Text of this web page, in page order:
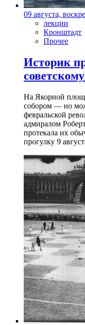
09 августа,
лекции
Кронштадт
Прочее
Историк
На Якорной
собором — но
февральской
адмиралом
протекала их
прогулку 9